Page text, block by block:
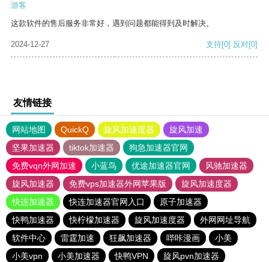
游客
这款软件的售后服务非常好，遇到问题都能得到及时解决。
2024-12-27 支持[0] 反对[0]
友情链接
网站地图 QuickQ 旋风加速度器
旋风加速
坚果加速器
tiktok加速器
狗急加速器官网
免费vqn外网加速
小蓝鸟 优途加速器官网
风驰加速器
旋风加速器
免费vps加速器外网苹果版
旋风加速度器
快连加速器
快连加速器官网入口
原子加速器
快鸭加速器
快柠檬加速器 旋风加速度器
外网网址导航
软件中心
雷霆加速 狂飙加速器 哔咔漫画
小美
小美vpn
小美加速器 快鸭VPN
旋风pvn加速器